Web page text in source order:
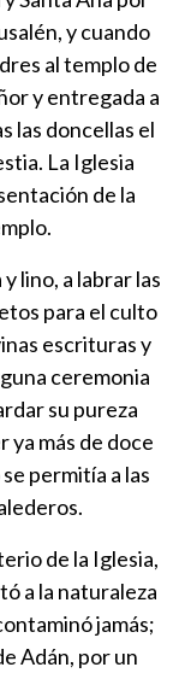
y cuando
al templo de
y entregada a
las doncellas el
La Iglesia
de la
lino, a labrar las
para el culto
escrituras y
ceremonia
su pureza
ya más de doce
permitía a las
de la Iglesia,
a la naturaleza
jamás;
Adán, por un